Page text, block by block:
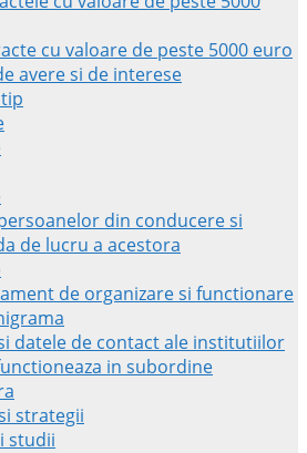
cu valoare de peste 5000 euro
avere si de interese
din conducere si
de lucru a acestora
de organizare si functionare
datele de contact ale institutiilor
in subordine
strategii
studii